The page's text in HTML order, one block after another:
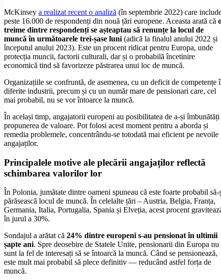
McKinsey a realizat recent o analiză (în septembrie 2022) care
peste 16.000 de respondenți din nouă țări europene. Aceasta arată că
treime dintre respondenți se așteaptau să renunțe la locul de
muncă în următoarele trei-șase luni (adică la finalul anului 2022 și
începutul anului 2023). Este un procent ridicat pentru Europa, unde
protecția muncii, factorii culturali, dar și o probabilă încetinire
economică tind să favorizeze păstrarea unui loc de muncă.
Organizațiile se confruntă, de asemenea, cu un deficit de competențe
diferite industrii, precum și cu un număr mare de pensionari care, cel
mai probabil, nu se vor întoarce la muncă.
În același timp, angajatorii europeni au posibilitatea de a-și îmbunătăți
propunerea de valoare. Pot folosi acest moment pentru a aborda și
remedia problemele, concentrându-se totodată mai eficient pe nevoile
angajaților.
Principalele motive ale plecării angajaților reflectă
schimbarea valorilor lor
În Polonia, jumătate dintre oameni spuneau că este foarte probabil să-
părăsească locul de muncă. În celelalte țări – Austria, Belgia, Franța,
Germania, Italia, Portugalia, Spania și Elveția, acest procent
în jurul a 30%.
Sondajul a arătat că 24% dintre europeni s-au pensionat în ultimii
șapte ani. Spre deosebire de Statele Unite, pensionarii din Europa nu
sunt la fel de interesați să se întoarcă la muncă. Când se pensionează,
este mult mai probabil să plece definitiv — reducând astfel forța de
muncă.